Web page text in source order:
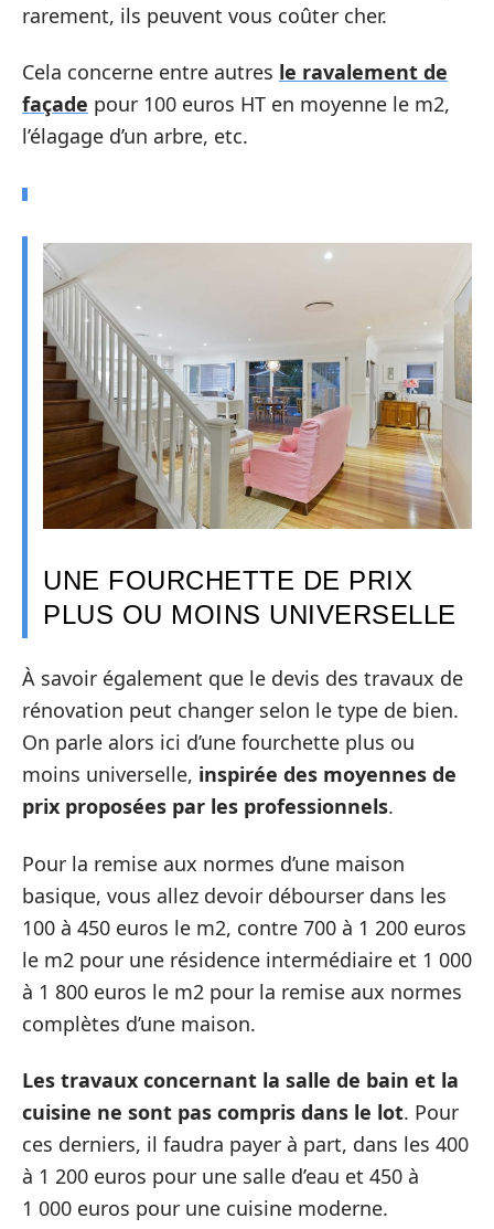
rarement, ils peuvent vous coûter cher.
Cela concerne entre autres le ravalement de
façade pour 100 euros HT en moyenne le m2,
l’élagage d’un arbre, etc.
UNE FOURCHETTE DE PRIX
PLUS OU MOINS UNIVERSELLE
À savoir également que le devis des travaux de
rénovation peut changer selon le type de bien.
On parle alors ici d’une fourchette plus ou
moins universelle, inspirée des moyennes de
prix proposées par les professionnels.
Pour la remise aux normes d’une maison
basique, vous allez devoir débourser dans les
100 à 450 euros le m2, contre 700 à 1 200 euros
le m2 pour une résidence intermédiaire et 1 000
à 1 800 euros le m2 pour la remise aux normes
complètes d’une maison.
Les travaux concernant la salle de bain et la
cuisine ne sont pas compris dans le lot. Pour
ces derniers, il faudra payer à part, dans les 400
à 1 200 euros pour une salle d’eau et 450 à
1 000 euros pour une cuisine moderne.